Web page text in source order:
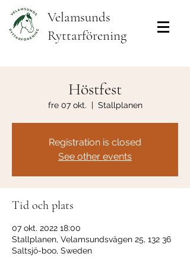
Velamsunds
Ryttarförening
Höstfest
fre 07 okt.
  |
Stallplanen
Registration is closed
See other events
Tid och plats
07 okt. 2022 18:00
Stallplanen, Velamsundsvägen 25, 132 36
Saltsjö-boo, Sweden